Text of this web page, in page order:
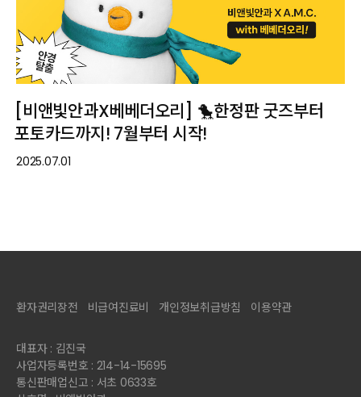
[비앤빛안과X베베더오리] 🐤한정판 굿즈부터
포토카드까지! 7월부터 시작!
2025.07.01
환자권리장전 비급여진료비 개인정보취급방침 이용약관
대표자 : 김진국
사업자등록번호 : 214-14-15695
통신판매업신고 : 서초 0633호